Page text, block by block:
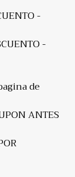
-
-
de
ANTES